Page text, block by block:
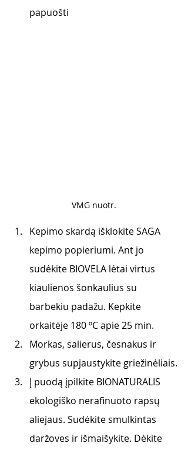
papuošti
VMG nuotr.
Kepimo skardą išklokite SAGA
kepimo popieriumi. Ant jo
sudėkite BIOVELA lėtai virtus
kiaulienos šonkaulius su
barbekiu padažu. Kepkite
orkaitėje 180 ºC apie 25 min.
Morkas, salierus, česnakus ir
grybus supjaustykite griežinėliais.
Į puodą įpilkite BIONATURALIS
ekologiško nerafinuoto rapsų
aliejaus. Sudėkite smulkintas
daržoves ir išmaišykite. Dėkite